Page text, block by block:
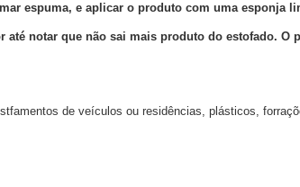
espuma, e aplicar o produto com uma esponja
até notar que não sai mais produto do estofado. O
de veículos ou residências, plásticos,